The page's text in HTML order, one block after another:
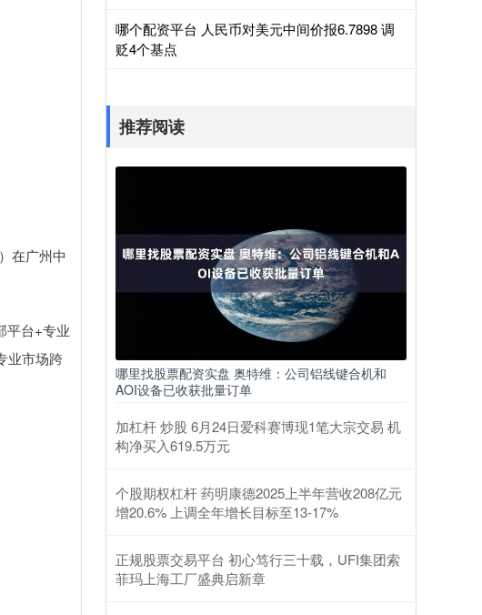
在广州中
平台+专业
业市场跨
哪个配资平台 人民币对美元中间价报6.7898 调
贬4个基点
推荐阅读
哪里找股票配资实盘 奥特维：公司铝线键合机和
AOI设备已收获批量订单
加杠杆 炒股 6月24日爱科赛博现1笔大宗交易 机
构净买入619.5万元
个股期权杠杆 药明康德2025上半年营收208亿元
增20.6% 上调全年增长目标至13-17%
正规股票交易平台 初心笃行三十载，UFI集团索
菲玛上海工厂盛典启新章